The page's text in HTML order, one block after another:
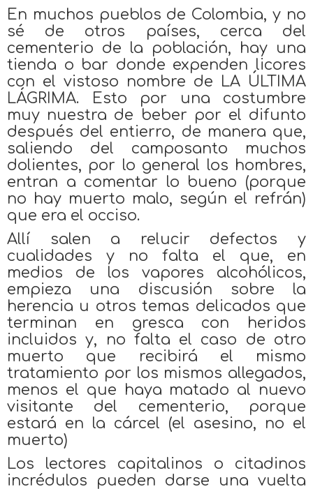
En muchos pueblos de Colombia, y no
sé de otros países, cerca del
cementerio de la población, hay una
tienda o bar donde expenden licores
con el vistoso nombre de LA ÚLTIMA
LÁGRIMA. Esto por una costumbre
muy nuestra de beber por el difunto
después del entierro, de manera que,
saliendo del camposanto muchos
dolientes, por lo general los hombres,
entran a comentar lo bueno (porque
no hay muerto malo, según el refrán)
que era el occiso.
Allí salen a relucir defectos y
cualidades y no falta el que, en
medios de los vapores alcohólicos,
empieza una discusión sobre la
herencia u otros temas delicados que
terminan en gresca con heridos
incluidos y, no falta el caso de otro
muerto que recibirá el mismo
tratamiento por los mismos allegados,
menos el que haya matado al nuevo
visitante del cementerio, porque
estará en la cárcel (el asesino, no el
muerto)
Los lectores capitalinos o citadinos
incrédulos pueden darse una vuelta